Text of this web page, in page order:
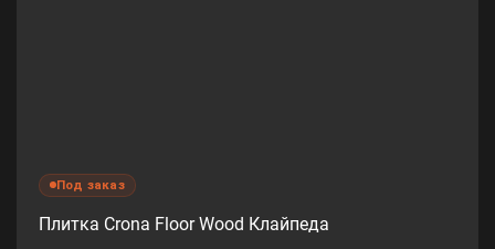
Под заказ
Плитка Crona Floor Wood Клайпеда